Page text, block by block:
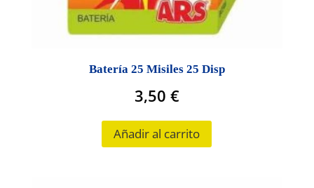
Batería 25 Misiles 25 Disp
3,50 €
Añadir al carrito